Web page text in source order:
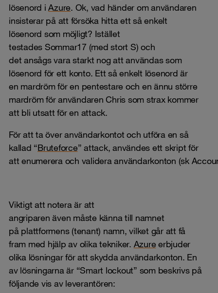
lösenord iAzure. Ok, vad händer om användaren
insisterar på att försöka hitta ett så enkelt
lösenord som möjligt? Istället
testades Sommar17 (med stort S) och
det ansågs vara starkt nog att användas som
lösenord för ett konto. Ett så enkelt lösenord är
en mardröm för en pentestare och en ännu större
mardröm för användaren Chris som strax kommer
att bli utsatt för en attack.
För att ta över användarkontot och utföra en så
kallad “Bruteforce” attack, användes ett skript för
att enumerera och validera användarkonton (sk
Viktigt att notera är att
angriparen även måste känna till namnet
på plattformens (tenant) namn, vilket går att få
fram med hjälp av olika tekniker. Azureerbjuder
olika lösningar för att skydda användarkonton. En
av lösningarna är “Smart lockout” som beskrivs på
följande vis av leverantören: